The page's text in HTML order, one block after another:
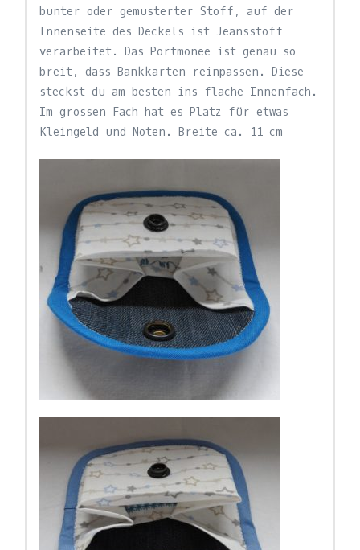
bunter oder gemusterter Stoff, auf der
Innenseite des Deckels ist Jeansstoff
verarbeitet. Das Portmonee ist genau so
breit, dass Bankkarten reinpassen. Diese
steckst du am besten ins flache Innenfach.
Im grossen Fach hat es Platz für etwas
Kleingeld und Noten. Breite ca. 11 cm